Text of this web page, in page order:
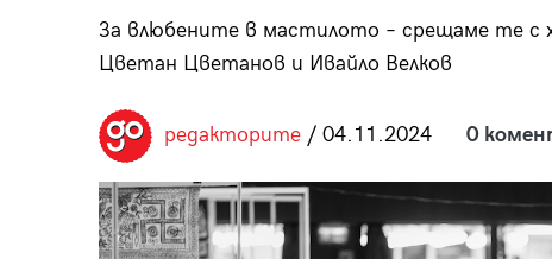
За влюбените в мастилото – срещаме те с
Цветан Цветанов и Ивайло Велков
редакторите/ 04.11.2024 0
28